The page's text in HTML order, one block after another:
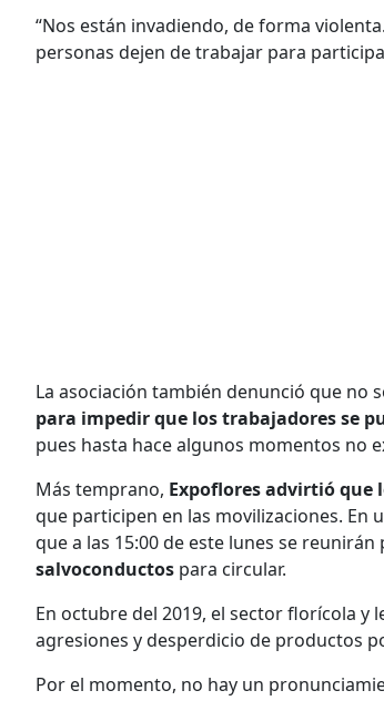
“Nos están invadiendo, de forma
personas dejen de trabajar para
La asociación también denunció que no
para impedir que los trabajadores se
pues hasta hace algunos momentos no
Más temprano, Expoflores advirtió que
que participen en las movilizaciones. En
que a las 15:00 de este lunes se
salvoconductos para circular.
En octubre del 2019, el sector florícola
agresiones y desperdicio de productos
Por el momento, no hay un